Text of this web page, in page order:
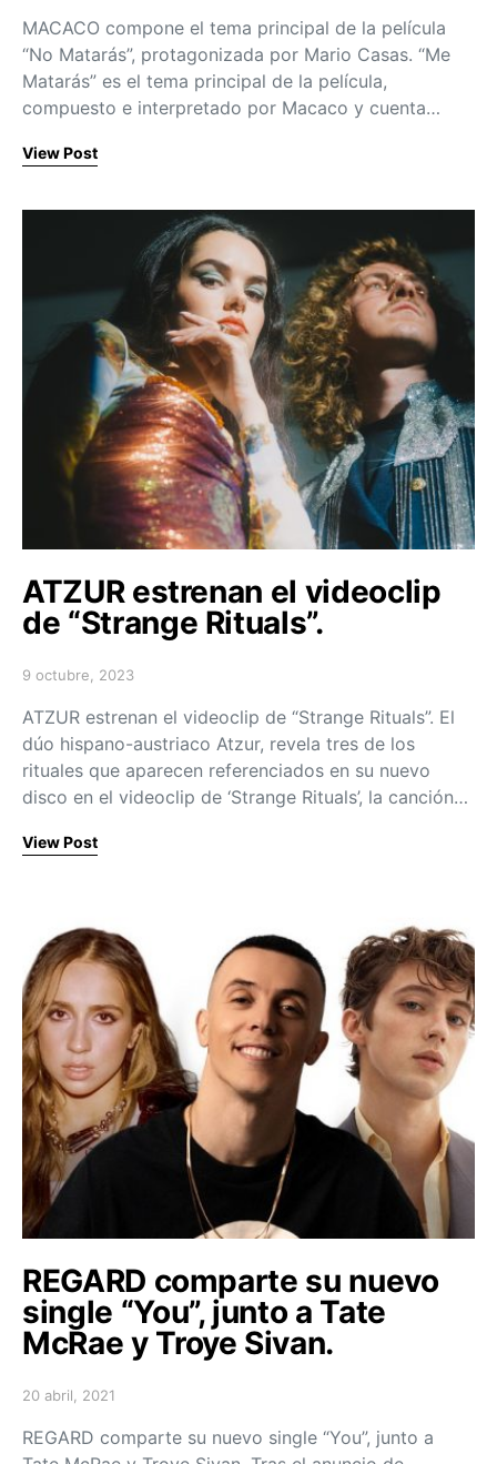
MACACO compone el tema principal de la película
“No Matarás”, protagonizada por Mario Casas. “Me
Matarás” es el tema principal de la película,
compuesto e interpretado por Macaco y cuenta…
View Post
ATZUR estrenan el videoclip
de “Strange Rituals”.
Posted on
9 octubre, 2023
ATZUR estrenan el videoclip de “Strange Rituals”. El
dúo hispano-austriaco Atzur, revela tres de los
rituales que aparecen referenciados en su nuevo
disco en el videoclip de ‘Strange Rituals’, la canción…
View Post
REGARD comparte su nuevo
single “You”, junto a Tate
McRae y Troye Sivan.
Posted on
20 abril, 2021
REGARD comparte su nuevo single “You”, junto a